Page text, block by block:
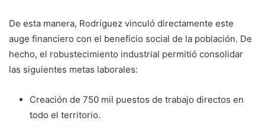
De esta manera, Rodríguez vinculó directamente este
auge financiero con el beneficio social de la población. De
hecho, el robustecimiento industrial permitió consolidar
las siguientes metas laborales:
Creación de 750 mil puestos de trabajo directos en
todo el territorio.